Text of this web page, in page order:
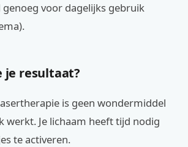
voor dagelijks gebruik
je resultaat?
is geen wondermiddel
werkt. Je lichaam heeft tijd nodig
te activeren.